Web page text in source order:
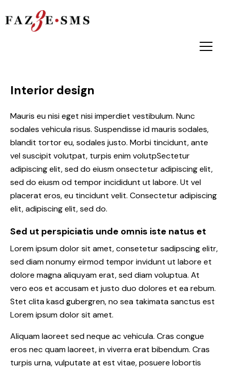
Interior design
Mauris eu nisi eget nisi imperdiet vestibulum. Nunc
sodales vehicula risus. Suspendisse id mauris sodales,
blandit tortor eu, sodales justo. Morbi tincidunt, ante
vel suscipit volutpat, turpis enim volutpSectetur
adipiscing elit, sed do eiusm onsectetur adipiscing elit,
sed do eiusm od tempor incididunt ut labore. Ut vel
placerat eros, eu tincidunt velit. Consectetur adipiscing
elit, adipiscing elit, sed do.
Sed ut perspiciatis unde omnis iste natus et
Lorem ipsum dolor sit amet, consetetur sadipscing elitr,
sed diam nonumy eirmod tempor invidunt ut labore et
dolore magna aliquyam erat, sed diam voluptua. At
vero eos et accusam et justo duo dolores et ea rebum.
Stet clita kasd gubergren, no sea takimata sanctus est
Lorem ipsum dolor sit amet.
Aliquam laoreet sed neque ac vehicula. Cras congue
eros nec quam laoreet, in viverra erat bibendum. Cras
turpis urna, vulputate at est vitae, posuere lobortis